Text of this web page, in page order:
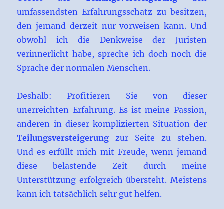
umfassendsten Erfahrungsschatz zu besitzen,
den jemand derzeit nur vorweisen kann. Und
obwohl ich die Denkweise der Juristen
verinnerlicht habe, spreche ich doch noch die
Sprache der normalen Menschen.
Deshalb: Profitieren Sie von dieser
unerreichten Erfahrung. Es ist meine Passion,
anderen in dieser komplizierten Situation der
Teilungsversteigerung zur Seite zu stehen.
Und es erfüllt mich mit Freude, wenn jemand
diese belastende Zeit durch meine
Unterstützung erfolgreich übersteht. Meistens
kann ich tatsächlich sehr gut helfen.